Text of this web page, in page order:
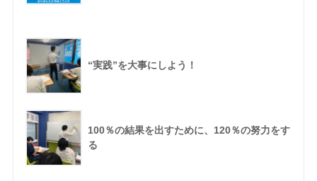
“実践”を大事にしよう！
100％の結果を出すために、120％の努力をす
る